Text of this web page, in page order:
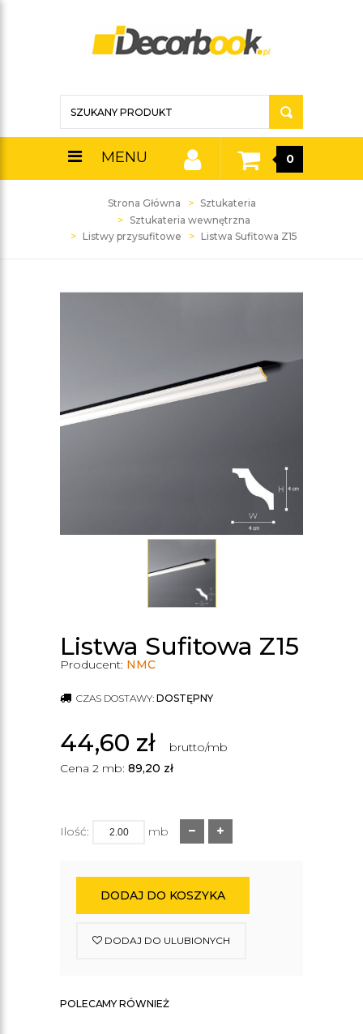
MENU 0
Strona Główna
Sztukateria
Sztukateria wewnętrzna
Listwy przysufitowe
Listwa Sufitowa Z15
Listwa Sufitowa Z15
Producent: NMC
CZAS DOSTAWY: DOSTĘPNY
44,60 zł
brutto/mb
Cena 2 mb: 89,20 zł
Ilość: mb
DODAJ DO KOSZYKA
DODAJ DO ULUBIONYCH
POLECAMY RÓWNIEŻ